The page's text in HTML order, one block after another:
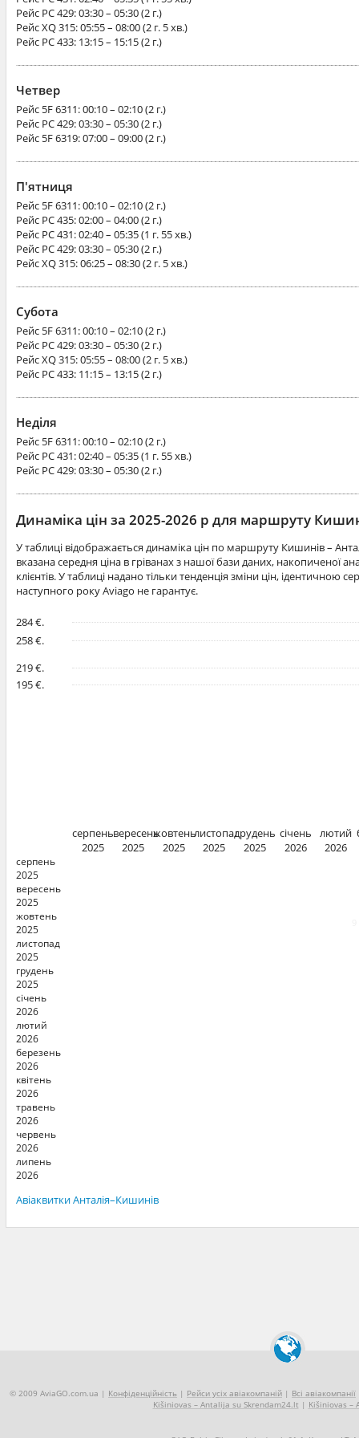
Рейс PC 429: 03:30 – 05:30 (2 г.)
РейсXQ 315: 05:55 – 08:00 (2 г. 5 хв.)
Рейс PC 433: 13:15 – 15:15 (2 г.)
Четвер
Рейс 5F 6311: 00:10 – 02:10 (2 г.)
Рейс PC 429: 03:30 – 05:30 (2 г.)
Рейс 5F 6319: 07:00 – 09:00 (2 г.)
П'ятниця
Рейс 5F 6311: 00:10 – 02:10 (2 г.)
Рейс PC 435: 02:00 – 04:00 (2 г.)
Рейс PC 431: 02:40 – 05:35 (1 г. 55 хв.)
Рейс PC 429: 03:30 – 05:30 (2 г.)
РейсXQ 315: 06:25 – 08:30 (2 г. 5 хв.)
Субота
Рейс 5F 6311: 00:10 – 02:10 (2 г.)
Рейс PC 429: 03:30 – 05:30 (2 г.)
РейсXQ 315: 05:55 – 08:00 (2 г. 5 хв.)
Рейс PC 433: 11:15 – 13:15 (2 г.)
Неділя
Рейс 5F 6311: 00:10 – 02:10 (2 г.)
Рейс PC 431: 02:40 – 05:35 (1 г. 55 хв.)
Рейс PC 429: 03:30 – 05:30 (2 г.)
Динаміка цін за 2025-2026 р для маршруту
У таблиці відображається динаміка цін по маршруту Кишинів –
вказана середня ціна в гріванах з нашої бази даних, накопиченої
клієнтів. У таблиці надано тільки тенденція зміни цін, ідентичною
наступного року Aviago не гарантує.
серпень
2025
вересень
2025
жовтень
2025
листопад
2025
грудень
2025
січень
2026
лютий
2026
284 €.
258 €.
219 €.
195 €.
серпень
2025
вересень
2025
жовтень
2025
листопад
2025
грудень
2025
січень
2026
лютий
2026
березень
2026
квітень
2026
травень
2026
червень
2026
липень
2026
Авіаквитки Анталія–Кишинів
© 2009 AviaGO.com.ua | Конфіденційність | Рейси усіх авіакомпаній | Всі авіакомпанії
Kišiniovas – Antalija su Skrendam24.lt | Kišiniovas –